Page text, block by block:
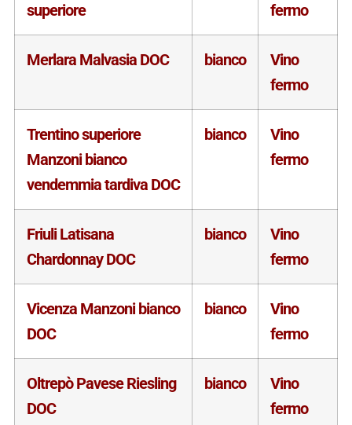
superiore
fermo
Merlara Malvasia DOC bianco
Vino
fermo
Trentino superiore
Manzoni bianco
vendemmia tardiva DOC
bianco
Vino
fermo
Friuli Latisana
Chardonnay DOC
bianco
Vino
fermo
Vicenza Manzoni bianco
DOC
bianco
Vino
fermo
Oltrepò Pavese Riesling
DOC
bianco
Vino
fermo